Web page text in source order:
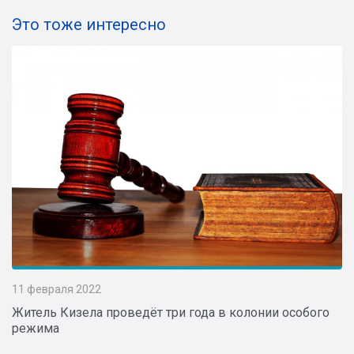
Это тоже интересно
11 февраля 2022
Житель Кизела проведёт три года в колонии особого
режима